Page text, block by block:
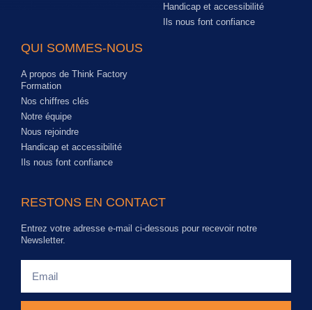
Handicap et accessibilité
Ils nous font confiance
QUI SOMMES-NOUS
A propos de Think Factory
Formation
Nos chiffres clés
Notre équipe
Nous rejoindre
Handicap et accessibilité
Ils nous font confiance
RESTONS EN CONTACT
Entrez votre adresse e-mail ci-dessous pour recevoir notre
Newsletter.